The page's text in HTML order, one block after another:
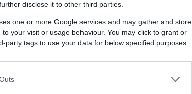
disclose it to other third parties.
one or more Google services and may gather and store
your visit or usage behaviour. You may click to grant or
party tags to use your data for below specified purposes
tetoválásait
nagyon csúnyán
róla
fiának a